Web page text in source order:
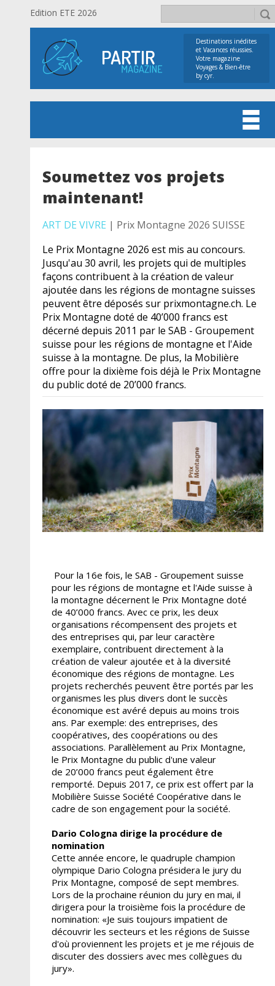
Edition ETE 2026
Destinations inédites
et Vacances réussies.
Votre magazine
Voyages & Bien-être
by cyr.
Soumettez vos projets
maintenant!
ART DE VIVRE | Prix Montagne 2026 SUISSE
Le Prix Montagne 2026 est mis au concours.
Jusqu'au 30 avril, les projets qui de multiples
façons contribuent à la création de valeur
ajoutée dans les régions de montagne suisses
peuvent être déposés sur prixmontagne.ch. Le
Prix Montagne doté de 40’000 francs est
décerné depuis 2011 par le SAB - Groupement
suisse pour les régions de montagne et l'Aide
suisse à la montagne. De plus, la Mobilière
offre pour la dixième fois déjà le Prix Montagne
du public doté de 20’000 francs.
Pour la 16e fois, le SAB - Groupement suisse
pour les régions de montagne et l'Aide suisse à
la montagne décernent le Prix Montagne doté
de 40’000 francs. Avec ce prix, les deux
organisations récompensent des projets et
des entreprises qui, par leur caractère
exemplaire, contribuent directement à la
création de valeur ajoutée et à la diversité
économique des régions de montagne. Les
projets recherchés peuvent être portés par les
organismes les plus divers dont le succès
économique est avéré depuis au moins trois
ans. Par exemple: des entreprises, des
coopératives, des coopérations ou des
associations. Parallèlement au Prix Montagne,
le Prix Montagne du public d'une valeur
de 20’000 francs peut également être
remporté. Depuis 2017, ce prix est offert par la
Mobilière Suisse Société Coopérative dans le
cadre de son engagement pour la société.
Dario Cologna dirige la procédure de
nomination
Cette année encore, le quadruple champion
olympique Dario Cologna présidera le jury du
Prix Montagne, composé de sept membres.
Lors de la prochaine réunion du jury en mai, il
dirigera pour la troisième fois la procédure de
nomination: «Je suis toujours impatient de
découvrir les secteurs et les régions de Suisse
d'où proviennent les projets et je me réjouis de
discuter des dossiers avec mes collègues du
jury».